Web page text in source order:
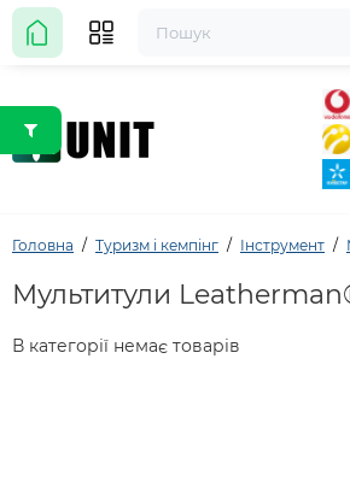
Головна Туризм і кемпінг Інструмент
Мультитули
В категорії немає товарів